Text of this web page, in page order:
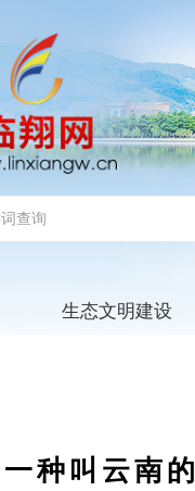
生态文明建设
种叫云南的